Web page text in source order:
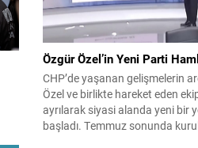
Özgür Özel’in Yeni Parti
CHP’de yaşanan gelişmelerin
Özel ve birlikte hareket eden
ayrılarak siyasi alanda yeni bir
başladı. Temmuz sonunda